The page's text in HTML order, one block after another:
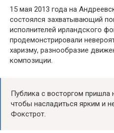
15 мая 2013 года на
состоялся захватывающий
исполнителей ирландского
продемонстрировали
харизму, разнообразие
композиции.
Публика с восторгом пришла
чтобы насладиться ярким и
Фокстрот.